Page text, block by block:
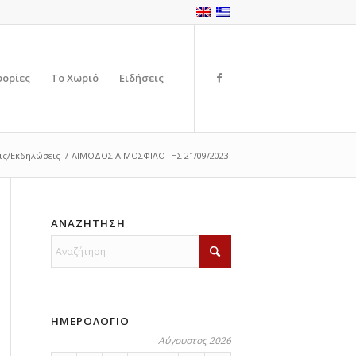
Το Χωριό Ειδήσεις
Εκδηλώσεις / ΑΙΜΟΔΟΣΙΑ ΜΟΣΦΙΛΟΤΗΣ 21/09/2023
ΑΝΑΖΗΤΗΣΗ
ΗΜΕΡΟΛΟΓΙΟ
Αύγουστος 2026